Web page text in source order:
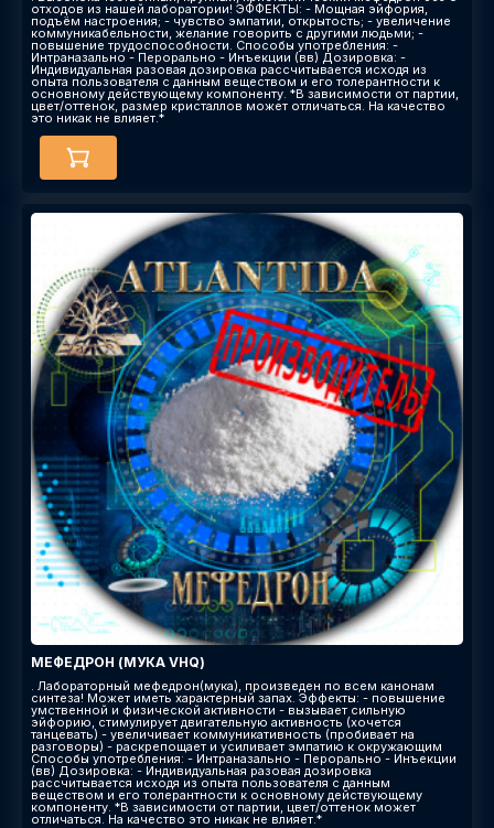
отходов из нашей лаборатории! ЭФФЕКТЫ: - Мощная эйфория,
подъём настроения; - чувство эмпатии, открытость; - увеличение
коммуникабельности, желание говорить с другими людьми; -
повышение трудоспособности. Способы употребления: -
Интраназально - Перорально - Инъекции (вв) Дозировка: -
Индивидуальная разовая дозировка рассчитывается исходя из
опыта пользователя с данным веществом и его толерантности к
основному действующему компоненту. *В зависимости от партии,
цвет/оттенок, размер кристаллов может отличаться. На качество
это никак не влияет.*
МЕФЕДРОН (МУКА VHQ)
. Лабораторный мефедрон(мука), произведен по всем канонам
синтеза! Может иметь характерный запах. Эффекты: - повышение
умственной и физической активности - вызывает сильную
эйфорию, стимулирует двигательную активность (хочется
танцевать) - увеличивает коммуникативность (пробивает на
разговоры) - раскрепощает и усиливает эмпатию к окружающим
Способы употребления: - Интраназально - Перорально - Инъекции
(вв) Дозировка: - Индивидуальная разовая дозировка
рассчитывается исходя из опыта пользователя с данным
веществом и его толерантности к основному действующему
компоненту. *В зависимости от партии, цвет/оттенок может
отличаться. На качество это никак не влияет.*